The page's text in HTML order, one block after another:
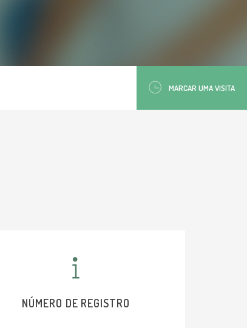
MARCAR UMA VISITA
NÚMERO DE REGISTRO